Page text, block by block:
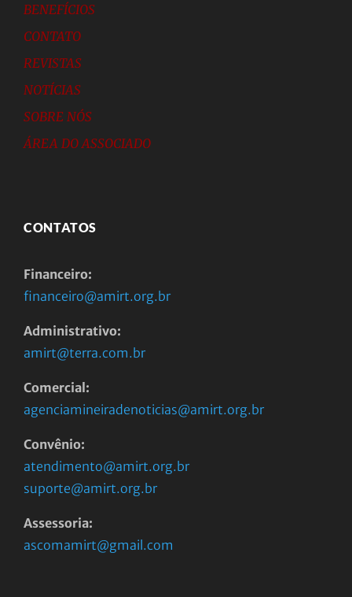
BENEFÍCIOS
CONTATO
REVISTAS
NOTÍCIAS
SOBRE NÓS
ÁREA DO ASSOCIADO
CONTATOS
Financeiro:
financeiro@amirt.org.br
Administrativo:
amirt@terra.com.br
Comercial:
agenciamineiradenoticias@amirt.org.br
Convênio:
atendimento@amirt.org.br
suporte@amirt.org.br
Assessoria:
ascomamirt@gmail.com